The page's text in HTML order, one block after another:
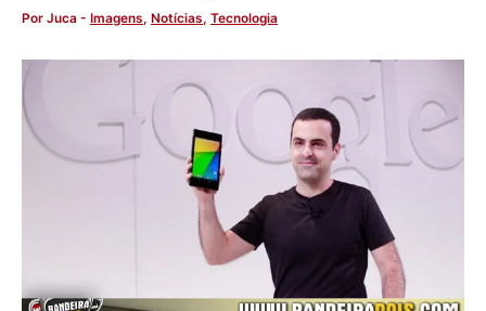
Por Juca - Imagens, Notícias, Tecnologia